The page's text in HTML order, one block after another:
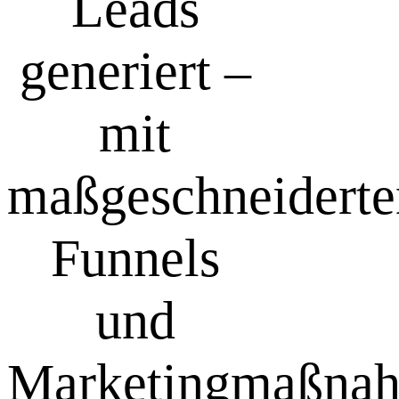
generiert –
mit
Funnels
und